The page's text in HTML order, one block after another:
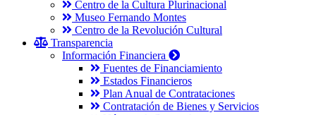
Centro de la Cultura Plurinacional
Museo Fernando Montes
Centro de la Revolución Cultural
Transparencia
Información Financiera
Fuentes de Financiamiento
Estados Financieros
Plan Anual de Contrataciones
Contratación de Bienes y Servicios